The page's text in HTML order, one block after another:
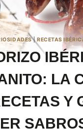
|RECETAS
LA
Y